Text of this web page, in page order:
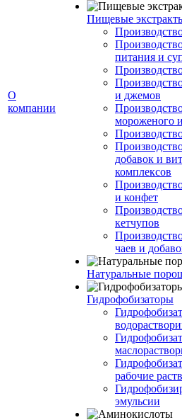
О
компании
Пищевые
питания и
и джемов
мороженого
добавок и
комплексов
и конфет
кетчупов
чаев и
Натуральные
Гидрофобизаторы
рабочие
эмульсии